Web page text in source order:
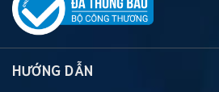
HƯỚNG DẪN